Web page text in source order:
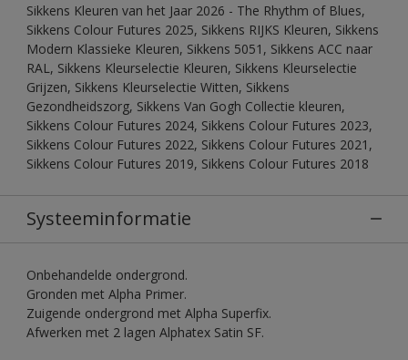
Sikkens Kleuren van het Jaar 2026 - The Rhythm of Blues,
Sikkens Colour Futures 2025, Sikkens RIJKS Kleuren, Sikkens
Modern Klassieke Kleuren, Sikkens 5051, Sikkens ACC naar
RAL, Sikkens Kleurselectie Kleuren, Sikkens Kleurselectie
Grijzen, Sikkens Kleurselectie Witten, Sikkens
Gezondheidszorg, Sikkens Van Gogh Collectie kleuren,
Sikkens Colour Futures 2024, Sikkens Colour Futures 2023,
Sikkens Colour Futures 2022, Sikkens Colour Futures 2021,
Sikkens Colour Futures 2019, Sikkens Colour Futures 2018
Systeeminformatie
Onbehandelde ondergrond.
Gronden met Alpha Primer.
Zuigende ondergrond met Alpha Superfix.
Afwerken met 2 lagen Alphatex Satin SF.